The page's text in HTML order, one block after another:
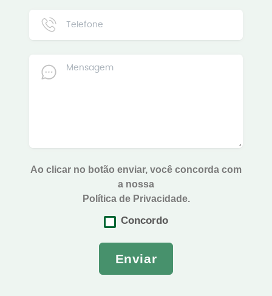
Ao clicar no botão enviar, você concorda com
a nossa
Política de Privacidade.
Concordo
Enviar